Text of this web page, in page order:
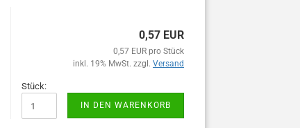
0,57 EUR
0,57 EUR pro Stück
inkl. 19% MwSt. zzgl. Versand
Stück:
IN DEN WARENKORB